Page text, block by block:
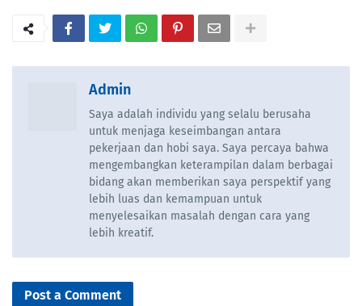
Admin
Saya adalah individu yang selalu berusaha
untuk menjaga keseimbangan antara
pekerjaan dan hobi saya. Saya percaya bahwa
mengembangkan keterampilan dalam berbagai
bidang akan memberikan saya perspektif yang
lebih luas dan kemampuan untuk
menyelesaikan masalah dengan cara yang
lebih kreatif.
Post a Comment